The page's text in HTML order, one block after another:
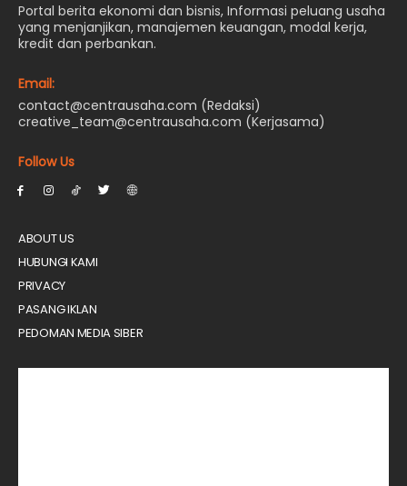
Portal berita ekonomi dan bisnis, Informasi peluang usaha
yang menjanjikan, manajemen keuangan, modal kerja,
kredit dan perbankan.
Email:
contact@centrausaha.com (Redaksi)
creative_team@centrausaha.com (Kerjasama)
Follow Us
ABOUT US
HUBUNGI KAMI
PRIVACY
PASANG IKLAN
PEDOMAN MEDIA SIBER